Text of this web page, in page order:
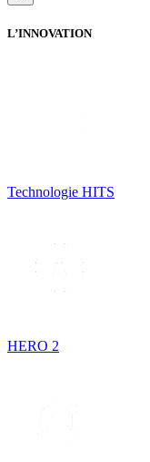
L’INNOVATION
Technologie HITS
HERO 2